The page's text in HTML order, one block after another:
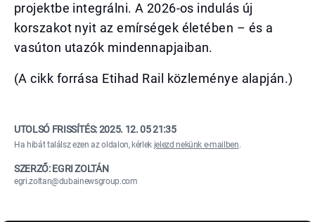
projektbe integrálni. A 2026-os indulás új
korszakot nyit az emírségek életében – és a
vasúton utazók mindennapjaiban.
(A cikk forrása Etihad Rail közleménye alapján.)
UTOLSÓ FRISSÍTÉS:2025. 12. 05 21:35
Ha hibát találsz ezen az oldalon, kérlek jelezd nekünk e-mailben.
SZERZŐ: EGRI ZOLTÁN
egri.zoltan@dubainewsgroup.com